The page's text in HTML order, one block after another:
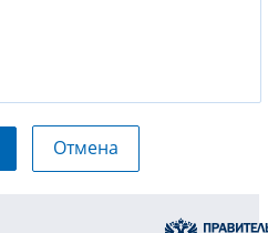
Отмена